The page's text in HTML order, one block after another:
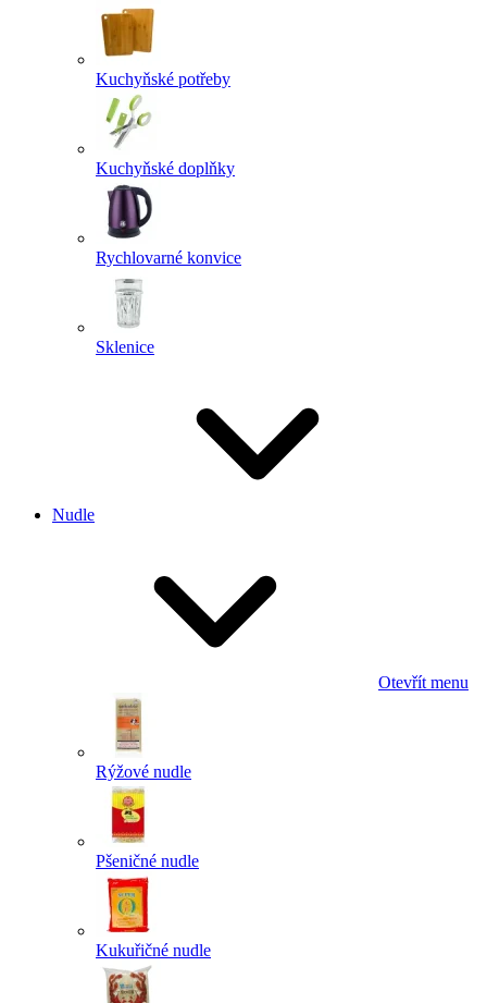
Kuchyňské potřeby
Kuchyňské doplňky
Rychlovarné konvice
Sklenice
Nudle
Otevřít menu
Rýžové nudle
Pšeničné nudle
Kukuřičné nudle